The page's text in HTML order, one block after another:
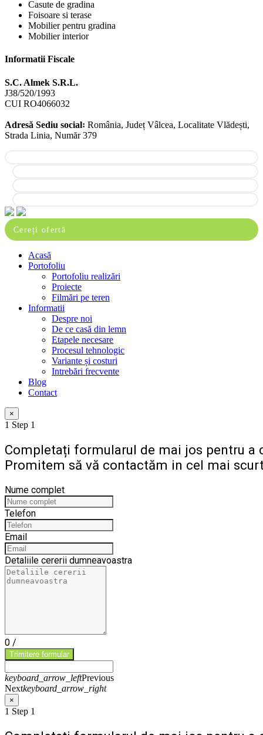
Casute de gradina
Foisoare si terase
Mobilier pentru gradina
Mobilier interior
Informatii Fiscale
S.C. Almek S.R.L.
J38/520/1993
CUI RO4066032
Adresă Sediu social꞉ România, Județ Vâlcea, Localitate Vlădești,
Strada Linia, Număr 379
Close
Menu
Cereți ofertă
Acasă
Portofoliu
Portofoliu realizări
Proiecte
Filmări pe teren
Informatii
Despre noi
De ce casă din lemn
Etapele necesare
Procesul tehnologic
Variante și costuri
Intrebări frecvente
Blog
Contact
×
1 Step 1
Completați formularul de mai jos pentru a
Promitem să vă contactăm in cel mai
Nume complet
Telefon
Email
Detaliile cererii dumneavoastra
0 /
Trimitere formular
keyboard_arrow_leftPrevious
Nextkeyboard_arrow_right
×
1 Step 1